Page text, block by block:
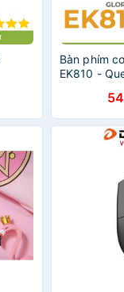
Bàn phím
EK810 -
EK810 Pink